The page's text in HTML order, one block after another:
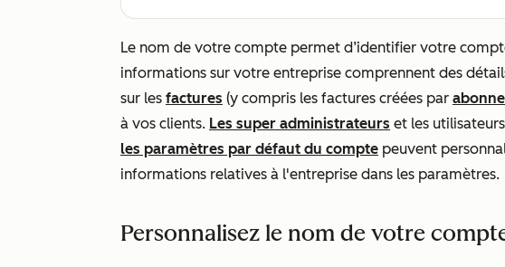
Le nom de votre compte permet d’identifier votre
informations sur votre entreprise comprennent des
sur les factures (y compris les factures créées par
à vos clients. Les super administrateurs et les
les paramètres par défaut du compte peuvent
informations relatives à l'entreprise dans les paramètres.
Personnalisez le nom de votre